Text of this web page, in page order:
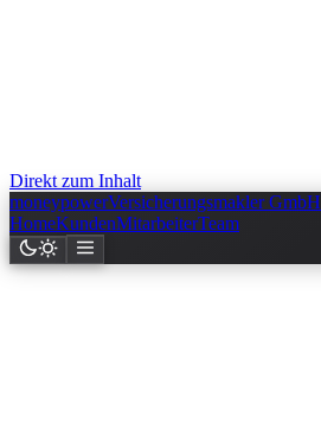
Direkt zum Inhalt
moneypowerVersicherungsmakler GmbH
HomeKundenMitarbeiterTeam